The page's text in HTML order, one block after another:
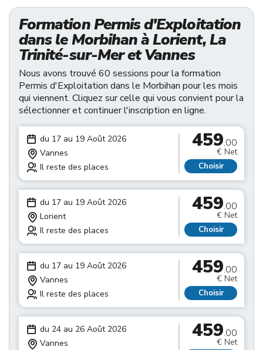
Formation Permis d'Exploitation
dans le Morbihan à Lorient, La
Trinité-sur-Mer et Vannes
Nous avons trouvé 60 sessions pour la formation
Permis d'Exploitation dans le Morbihan pour les mois
qui viennent. Cliquez sur celle qui vous convient pour la
sélectionner et continuer l'inscription en ligne.
du 17 au 19 Août 2026
Vannes
Il reste des places
459.00
€ Net
Choisir
du 17 au 19 Août 2026
Lorient
Il reste des places
459.00
€ Net
Choisir
du 17 au 19 Août 2026
Vannes
Il reste des places
459.00
€ Net
Choisir
du 24 au 26 Août 2026
Vannes
459.00
€ Net